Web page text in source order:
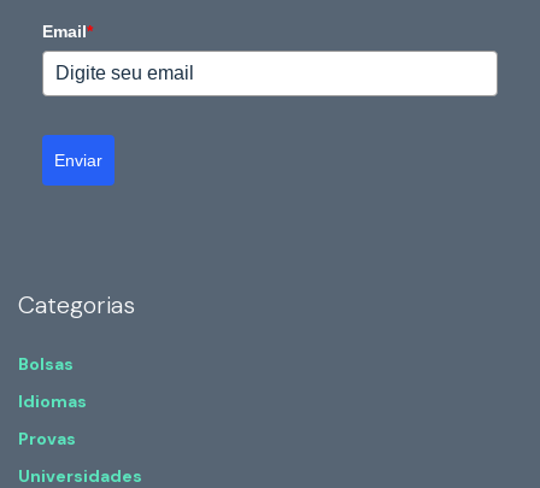
Email*
Enviar
Categorias
Bolsas
Idiomas
Provas
Universidades